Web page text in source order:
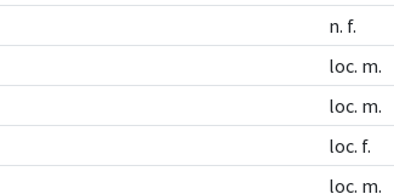
n. f.
loc. m.
loc. m.
loc. f.
loc. m.